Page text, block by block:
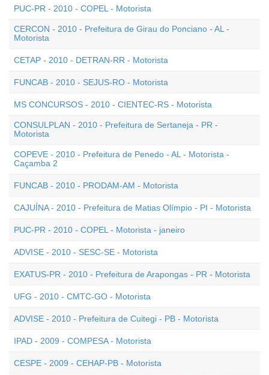
PUC-PR - 2010 - COPEL - Motorista
CERCON - 2010 - Prefeitura de Girau do Ponciano - AL -
Motorista
CETAP - 2010 - DETRAN-RR - Motorista
FUNCAB - 2010 - SEJUS-RO - Motorista
MS CONCURSOS - 2010 - CIENTEC-RS - Motorista
CONSULPLAN - 2010 - Prefeitura de Sertaneja - PR -
Motorista
COPEVE - 2010 - Prefeitura de Penedo - AL - Motorista -
Caçamba 2
FUNCAB - 2010 - PRODAM-AM - Motorista
CAJUÍNA - 2010 - Prefeitura de Matias Olímpio - PI - Motorista
PUC-PR - 2010 - COPEL - Motorista - janeiro
ADVISE - 2010 - SESC-SE - Motorista
EXATUS-PR - 2010 - Prefeitura de Arapongas - PR - Motorista
UFG - 2010 - CMTC-GO - Motorista
ADVISE - 2010 - Prefeitura de Cuitegi - PB - Motorista
IPAD - 2009 - COMPESA - Motorista
CESPE - 2009 - CEHAP-PB - Motorista